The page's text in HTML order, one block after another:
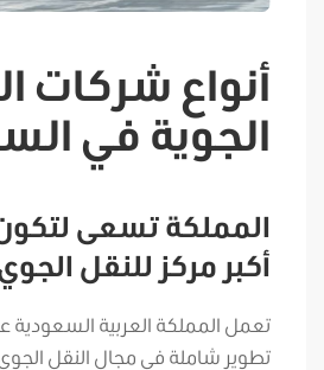
أنواع شركات
الجوية في
المملكة تسعى
أكبر مركز للنقل
تعمل المملكة العربية السعودية
تطوير شاملة في مجال النقل